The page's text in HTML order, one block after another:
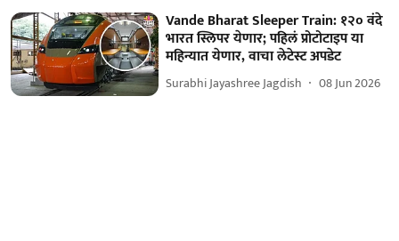
Vande Bharat Sleeper Train: १२० वंदे
भारत स्लिपर येणार; पहिलं प्रोटोटाइप या
महिन्यात येणार, वाचा लेटेस्ट अपडेट
Surabhi Jayashree Jagdish 08 Jun 2026